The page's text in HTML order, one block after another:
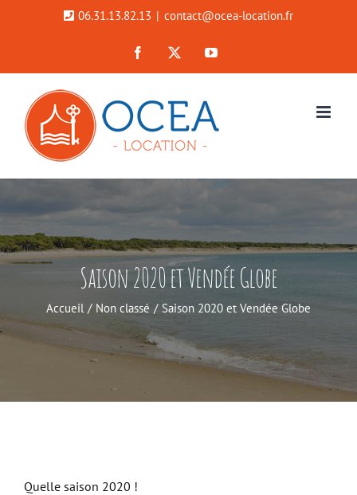
06.31.13.82.13 | contact@ocea-location.fr
Facebook YouTube
Saison 2020 et Vendée Globe
Accueil Non classé Saison 2020 et Vendée Globe
Quelle saison 2020 !